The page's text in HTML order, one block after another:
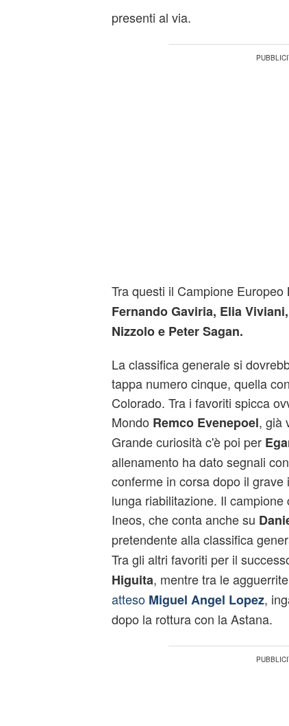
presenti al via.
Tra questi il Campione Europeo
Fernando Gaviria, Elia
Nizzolo e Peter Sagan.
La classifica generale si
tappa numero cinque, quella
Colorado. Tra i favoriti spicca
Mondo Remco Evenepoel, già
Grande curiosità c'è poi per
allenamento ha dato segnali
conferme in corsa dopo il
lunga riabilitazione. Il
Ineos, che conta anche su
pretendente alla classifica
Tra gli altri favoriti per il
Higuita, mentre tra le
atteso Miguel Angel Lopez,
dopo la rottura con la Astana.